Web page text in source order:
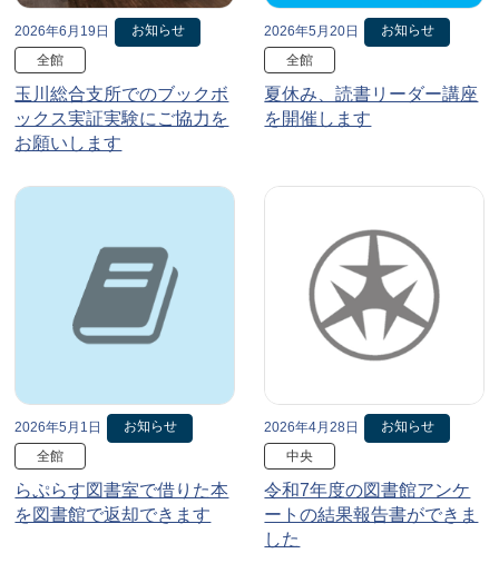
2026年6月19日
お知らせ
全館
玉川総合支所でのブックボ
ックス実証実験にご協力を
お願いします
2026年5月20日
お知らせ
全館
夏休み、読書リーダー講座
を開催します
2026年5月1日
お知らせ
全館
らぷらす図書室で借りた本
を図書館で返却できます
2026年4月28日
お知らせ
中央
令和7年度の図書館アンケ
ートの結果報告書ができま
した